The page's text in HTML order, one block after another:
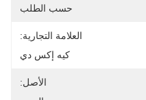
حسب الطلب
العلامة التجارية:
كيه إكس دي
الأصل: